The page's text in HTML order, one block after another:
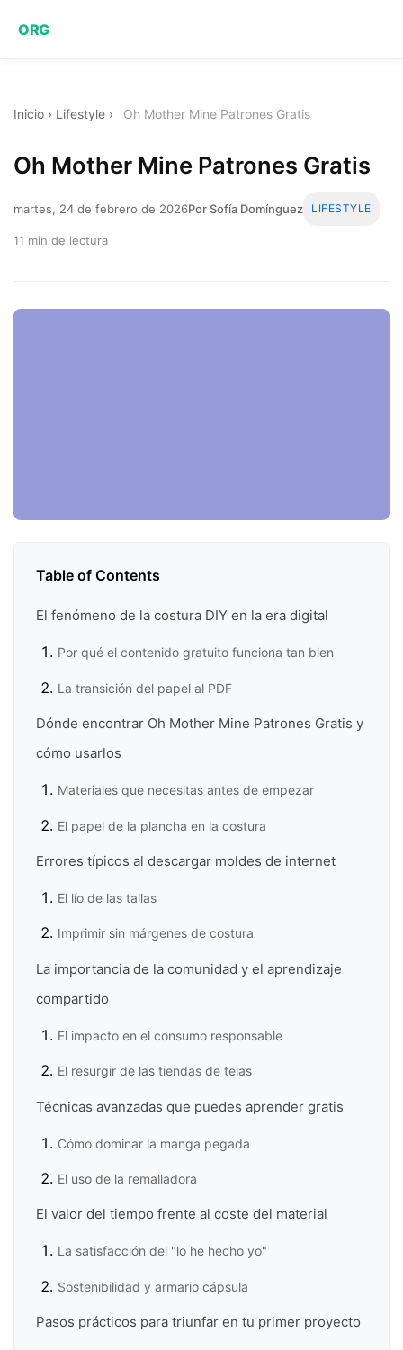
ORG
Inicio › Lifestyle › Oh Mother Mine Patrones Gratis
Oh Mother Mine Patrones Gratis
martes, 24 de febrero de 2026Por Sofía Domínguez LIFESTYLE
11 min de lectura
Table of Contents
El fenómeno de la costura DIY en la era digital
Por qué el contenido gratuito funciona tan bien
La transición del papel al PDF
Dónde encontrar Oh Mother Mine Patrones Gratis y
cómo usarlos
Materiales que necesitas antes de empezar
El papel de la plancha en la costura
Errores típicos al descargar moldes de internet
El lío de las tallas
Imprimir sin márgenes de costura
La importancia de la comunidad y el aprendizaje
compartido
El impacto en el consumo responsable
El resurgir de las tiendas de telas
Técnicas avanzadas que puedes aprender gratis
Cómo dominar la manga pegada
El uso de la remalladora
El valor del tiempo frente al coste del material
La satisfacción del "lo he hecho yo"
Sostenibilidad y armario cápsula
Pasos prácticos para triunfar en tu primer proyecto